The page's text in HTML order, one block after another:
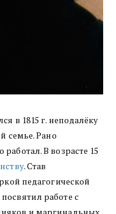
в 1815 г. неподалёку
семье. Рано
В возрасте 15
. Став
педагогической
работе с